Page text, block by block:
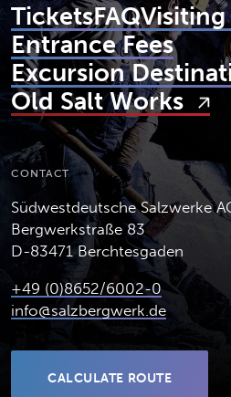
TicketsFAQ
Entrance Fees
Excursion
Old Salt Works
CONTACT
Südwestdeutsche Salzwerke
Bergwerkstraße 83
D-83471 Berchtesgaden
+49 (0)8652/6002-0
info@salzbergwerk.de
CALCULATE ROUTE
(OPENS IN NEW TAB)